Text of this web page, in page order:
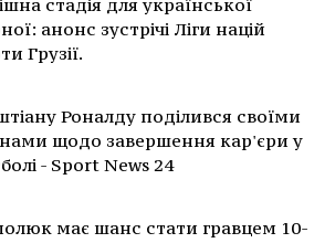
анонс зустрічі Ліги націй
Грузії.
Роналду поділився своїми
щодо завершення кар'єри у
- Sport News 24
має шанс стати гравцем 10-